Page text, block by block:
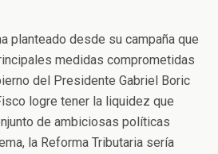
planteado desde su campaña que
medidas comprometidas
del Presidente Gabriel Boric
logre tener la liquidez que
de ambiciosas políticas
la Reforma Tributaria sería